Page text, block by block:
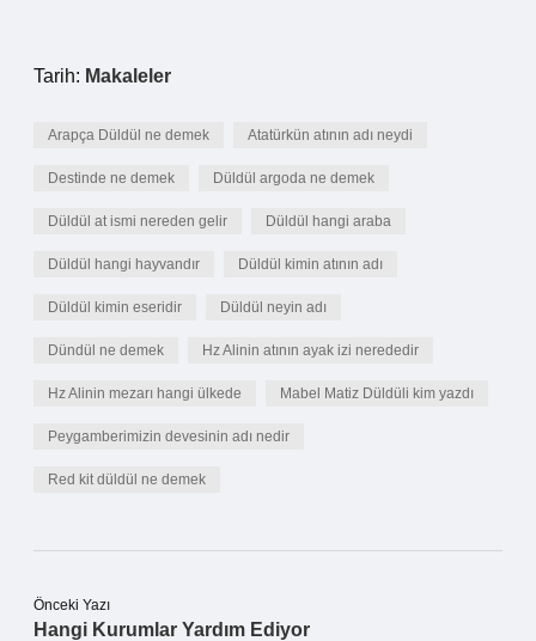
Tarih: Makaleler
Arapça Düldül ne demek Atatürkün atının adı neydi
Destinde ne demek Düldül argoda ne demek
Düldül at ismi nereden gelir Düldül hangi araba
Düldül hangi hayvandır Düldül kimin atının adı
Düldül kimin eseridir Düldül neyin adı
Dündül ne demek Hz Alinin atının ayak izi nerededir
Hz Alinin mezarı hangi ülkede Mabel Matiz Düldüli kim yazdı
Peygamberimizin devesinin adı nedir
Red kit düldül ne demek
Önceki Yazı
Hangi Kurumlar Yardım Ediyor